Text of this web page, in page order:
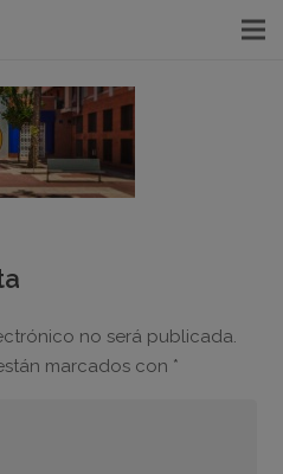
no será publicada.
marcados con *